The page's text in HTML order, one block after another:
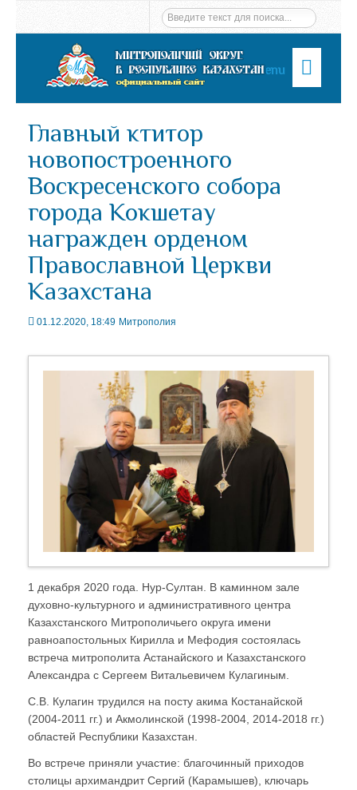
Menu
Главный ктитор
новопостроенного
Воскресенского собора
города Кокшетау
награжден орденом
Православной Церкви
Казахстана
01.12.2020, 18:49 Митрополия
1 декабря 2020 года. Нур-Султан. В каминном зале
духовно-культурного и административного центра
Казахстанского Митрополичьего округа имени
равноапостольных Кирилла и Мефодия состоялась
встреча митрополита Астанайского и Казахстанского
Александра с Сергеем Витальевичем Кулагиным.
С.В. Кулагин трудился на посту акима Костанайской
(2004-2011 гг.) и Акмолинской (1998-2004, 2014-2018 гг.)
областей Республики Казахстан.
Во встрече приняли участие: благочинный приходов
столицы архимандрит Сергий (Карамышев), ключарь